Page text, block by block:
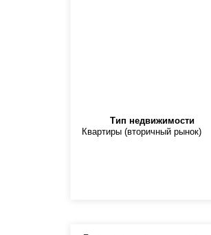
Тип недвижимости
Квартиры (вторичный рынок)